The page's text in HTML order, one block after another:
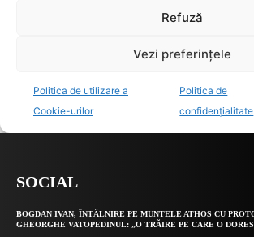
SOCIAL
BOGDAN IVAN, ÎNTÂLNIRE PE MUNTELE ATHOS CU
GHEORGHE VATOPEDINUL: „O TRĂIRE PE CARE O